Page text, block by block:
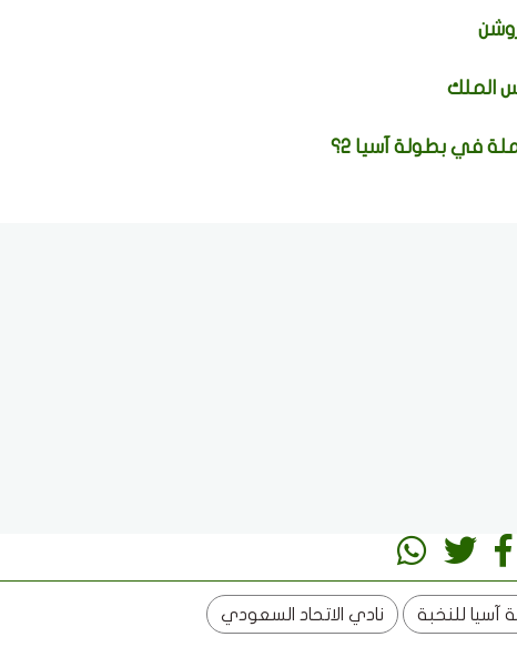
الملك
في بطولة آسيا 2؟
آسيا للنخبة نادي الاتحاد السعودي